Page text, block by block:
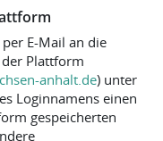
E-Mail an die
Plattform
anhalt.de) unter
Loginnamens einen
gespeicherten